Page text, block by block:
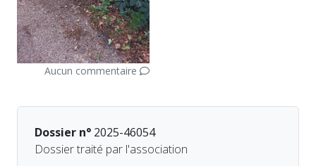
Aucun commentaire
Dossier n° 2025-46054
Dossier traité par l'association